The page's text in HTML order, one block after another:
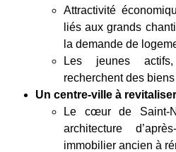
Attractivité
liés aux grands
la demande de
Les jeunes
recherchent des
Un centre-ville à revitaliser
Le cœur de Saint-
architecture
immobilier ancien à